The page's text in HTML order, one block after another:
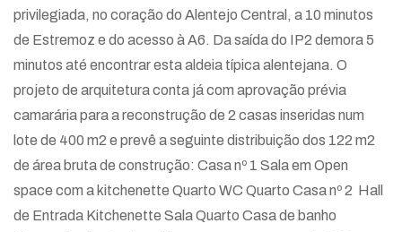
privilegiada, no coração do Alentejo Central, a 10 minutos
de Estremoz e do acesso à A6. Da saída do IP2 demora 5
minutos até encontrar esta aldeia típica alentejana. O
projeto de arquitetura conta já com aprovação prévia
camarária para a reconstrução de 2 casas inseridas num
lote de 400 m2 e prevê a seguinte distribuição dos 122 m2
de área bruta de construção: Casa nº 1 Sala em Open
space com a kitchenette Quarto WC Quarto Casa nº 2 Hall
de Entrada Kitchenette Sala Quarto Casa de banho